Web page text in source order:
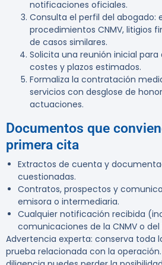
notificaciones oficiales.
Consulta el perfil del abogado:
procedimientos CNMV, litigios
de casos similares.
Solicita una reunión inicial
costes y plazos estimados.
Formaliza la contratación
servicios con desglose de
actuaciones.
Documentos que
primera cita
Extractos de cuenta y
cuestionadas.
Contratos, prospectos y
emisora o intermediaria.
Cualquier notificación recibida
comunicaciones de la CNMV o
Advertencia experta: conserva toda
prueba relacionada con la